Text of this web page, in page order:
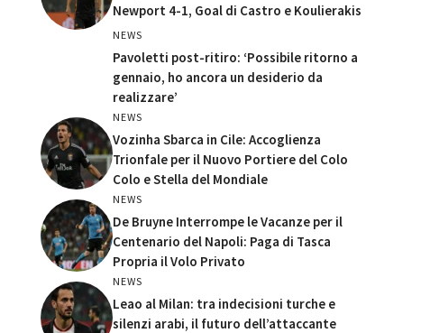
Newport 4-1, Goal di Castro e Koulierakis
NEWS
Pavoletti post-ritiro: ‘Possibile ritorno a
gennaio, ho ancora un desiderio da
realizzare’
NEWS
Vozinha Sbarca in Cile: Accoglienza
Trionfale per il Nuovo Portiere del Colo
Colo e Stella del Mondiale
NEWS
De Bruyne Interrompe le Vacanze per il
Centenario del Napoli: Paga di Tasca
Propria il Volo Privato
NEWS
Leao al Milan: tra indecisioni turche e
silenzi arabi, il futuro dell’attaccante